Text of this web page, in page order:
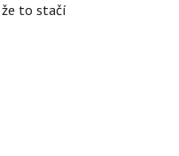
že to stačí